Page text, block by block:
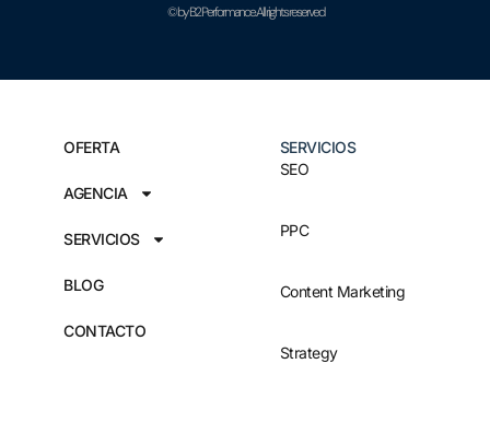
© by B2 Performance. All rights reserved
OFERTA
AGENCIA
SERVICIOS
BLOG
CONTACTO
SERVICIOS
SEO
PPC
Content Marketing
Strategy